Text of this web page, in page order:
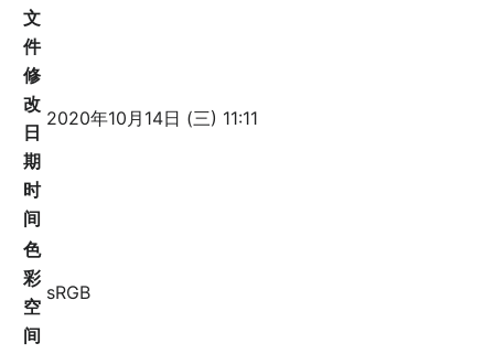
文
件
修
改
日
期
时
间
2020年10月14日 (三) 11:11
色
彩
空
间
sRGB